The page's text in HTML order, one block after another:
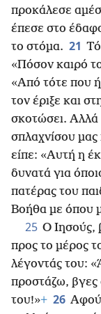
προκάλεσε
έπεσε στο
το στόμα. 21
«Πόσον καιρό
«Από τότε που
τον έριξε και
σκοτώσει. Αλλά
σπλαχνίσου
είπε: «Αυτή η
δυνατά για
πατέρας του
Βοήθα με όπου
25 Ο Ιησούς,
προς το μέρος
λέγοντάς του:
προστάζω, βγες
του!»+ 26 Αφού